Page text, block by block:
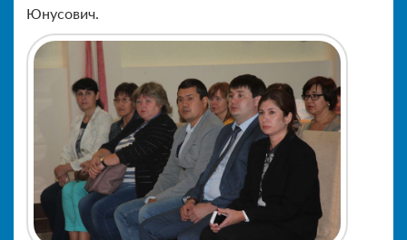
Юнусович.